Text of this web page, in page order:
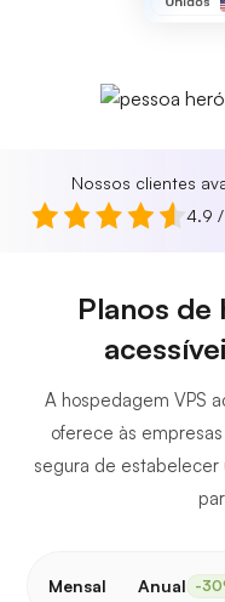
Nossos clientes
4.9
Planos de
A hospedagem VPS
oferece às
segura de estabelecer
Mensal Anual -